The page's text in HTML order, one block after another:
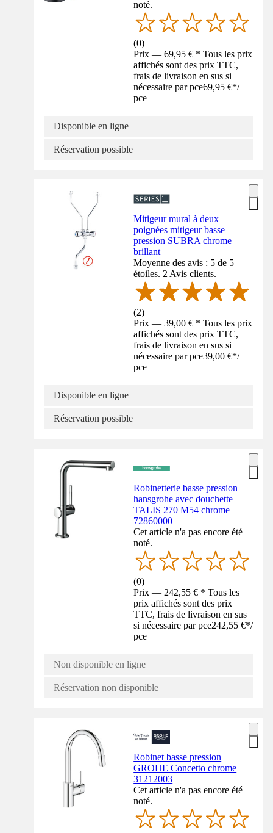
noté.
(0)
Prix — 69,95 € * Tous les prix
affichés sont des prix TTC,
frais de livraison en sus si
nécessaire par pce69,95 €*/
pce
Disponible en ligne
Réservation possible
Mitigeur mural à deux
poignées mitigeur basse
pression SUBRA chrome
brillant
Moyenne des avis : 5 de 5
étoiles. 2 Avis clients.
(2)
Prix — 39,00 € * Tous les prix
affichés sont des prix TTC,
frais de livraison en sus si
nécessaire par pce39,00 €*/
pce
Disponible en ligne
Réservation possible
Robinetterie basse pression
hansgrohe avec douchette
TALIS 270 M54 chrome
72860000
Cet article n'a pas encore été
noté.
(0)
Prix — 242,55 € * Tous les
prix affichés sont des prix
TTC, frais de livraison en sus
si nécessaire par pce242,55 €*/
pce
Non disponible en ligne
Réservation non disponible
Robinet basse pression
GROHE Concetto chrome
31212003
Cet article n'a pas encore été
noté.